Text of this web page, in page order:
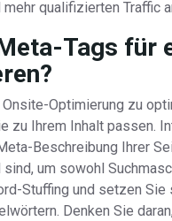
qualifizierten Traffic
Tags für
Optimierung zu
zu Ihrem Inhalt passen.
Beschreibung Ihrer
um sowohl
Stuffing und setzen
Denken Sie